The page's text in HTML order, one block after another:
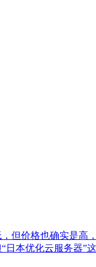
价格也确实是
本优化云服务器”